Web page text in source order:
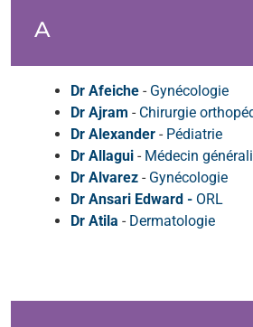
A
Dr Afeiche - Gynécologie
Dr Ajram - Chirurgie
Dr Alexander - Pédiatrie
Dr Allagui - Médecin
Dr Alvarez - Gynécologie
Dr Ansari Edward - ORL
Dr Atila - Dermatologie